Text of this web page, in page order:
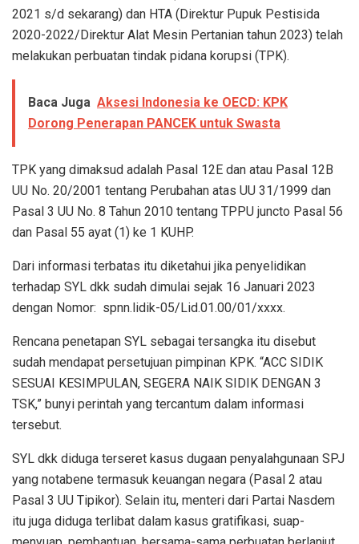
2021 s/d sekarang) dan HTA (Direktur Pupuk Pestisida
2020-2022/Direktur Alat Mesin Pertanian tahun 2023) telah
melakukan perbuatan tindak pidana korupsi (TPK).
Baca Juga Aksesi Indonesia ke OECD: KPK
Dorong Penerapan PANCEK untuk Swasta
TPK yang dimaksud adalah Pasal 12E dan atau Pasal 12B
UU No. 20/2001 tentang Perubahan atas UU 31/1999 dan
Pasal 3 UU No. 8 Tahun 2010 tentang TPPU juncto Pasal 56
dan Pasal 55 ayat (1) ke 1 KUHP.
Dari informasi terbatas itu diketahui jika penyelidikan
terhadap SYL dkk sudah dimulai sejak 16 Januari 2023
dengan Nomor: spnn.lidik-05/Lid.01.00/01/xxxx.
Rencana penetapan SYL sebagai tersangka itu disebut
sudah mendapat persetujuan pimpinan KPK. “ACC SIDIK
SESUAI KESIMPULAN, SEGERA NAIK SIDIK DENGAN 3
TSK,” bunyi perintah yang tercantum dalam informasi
tersebut.
SYL dkk diduga terseret kasus dugaan penyalahgunaan SPJ
yang notabene termasuk keuangan negara (Pasal 2 atau
Pasal 3 UU Tipikor). Selain itu, menteri dari Partai Nasdem
itu juga diduga terlibat dalam kasus gratifikasi, suap-